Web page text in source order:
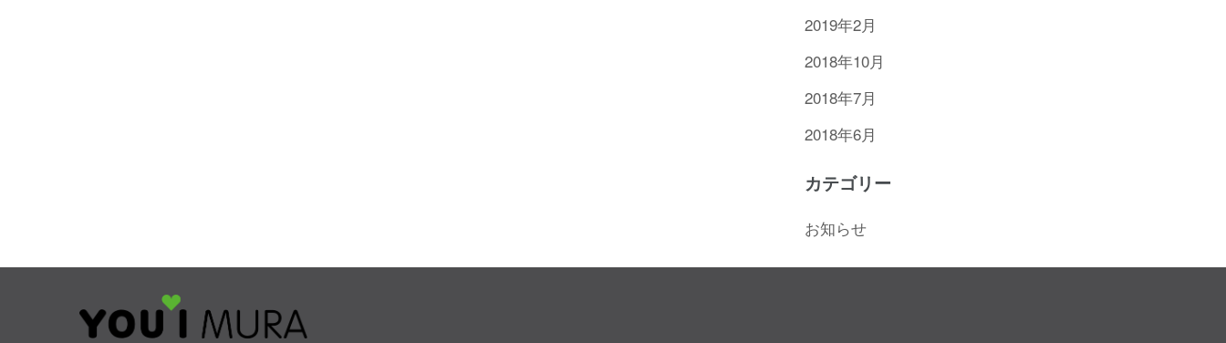
2019年2月
2018年10月
2018年7月
2018年6月
カテゴリー
お知らせ